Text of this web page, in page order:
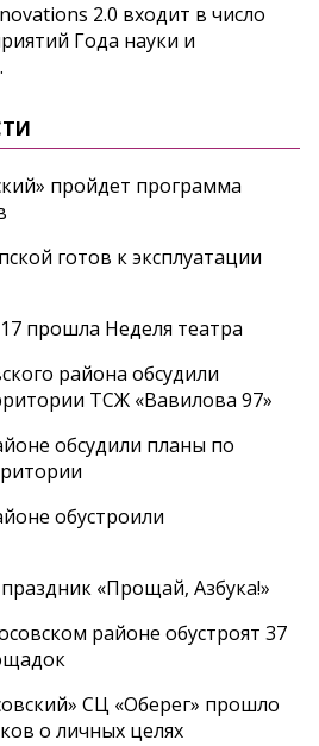
2.0 входит в число
Года науки и
пройдет программа
готов к эксплуатации
прошла Неделя театра
района обсудили
ТСЖ «Вавилова 97»
обсудили планы по
обустроили
«Прощай, Азбука!»
районе обустроят 37
СЦ «Оберег» прошло
о личных целях